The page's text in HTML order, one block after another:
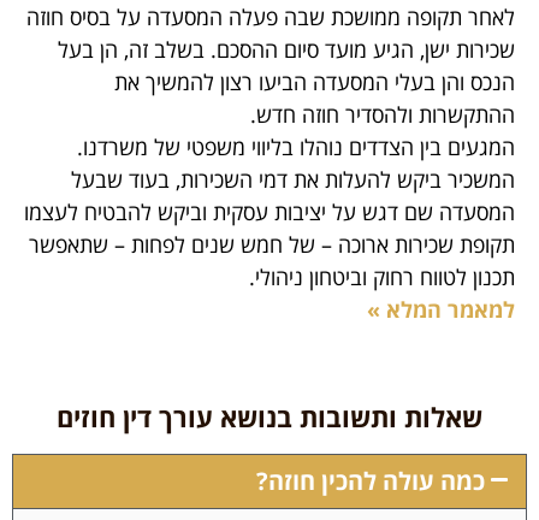
לאחר תקופה ממושכת שבה פעלה המסעדה על בסיס חוזה
שכירות ישן, הגיע מועד סיום ההסכם. בשלב זה, הן בעל
הנכס והן בעלי המסעדה הביעו רצון להמשיך את
ההתקשרות ולהסדיר חוזה חדש.
המגעים בין הצדדים נוהלו בליווי משפטי של משרדנו.
המשכיר ביקש להעלות את דמי השכירות, בעוד שבעל
המסעדה שם דגש על יציבות עסקית וביקש להבטיח לעצמו
תקופת שכירות ארוכה – של חמש שנים לפחות – שתאפשר
תכנון לטווח רחוק וביטחון ניהולי.
למאמר המלא »
שאלות ותשובות בנושא עורך דין חוזים
כמה עולה להכין חוזה?